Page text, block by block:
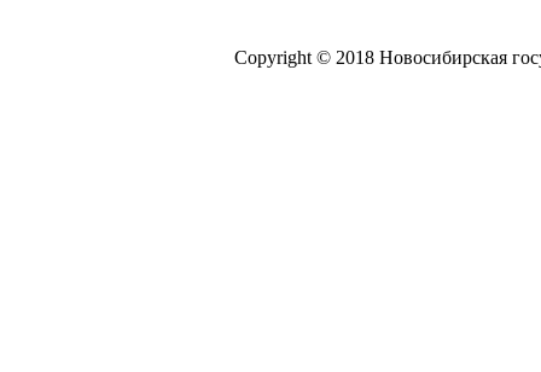
Copyright © 2018 Новосибирская